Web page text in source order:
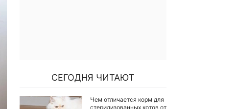
СЕГОДНЯ ЧИТАЮТ
Чем отличается корм для
стерилизованных котов от